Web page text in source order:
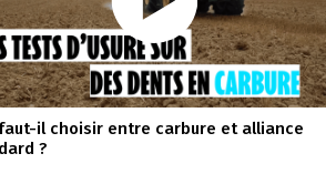
il choisir entre carbure et alliance
?